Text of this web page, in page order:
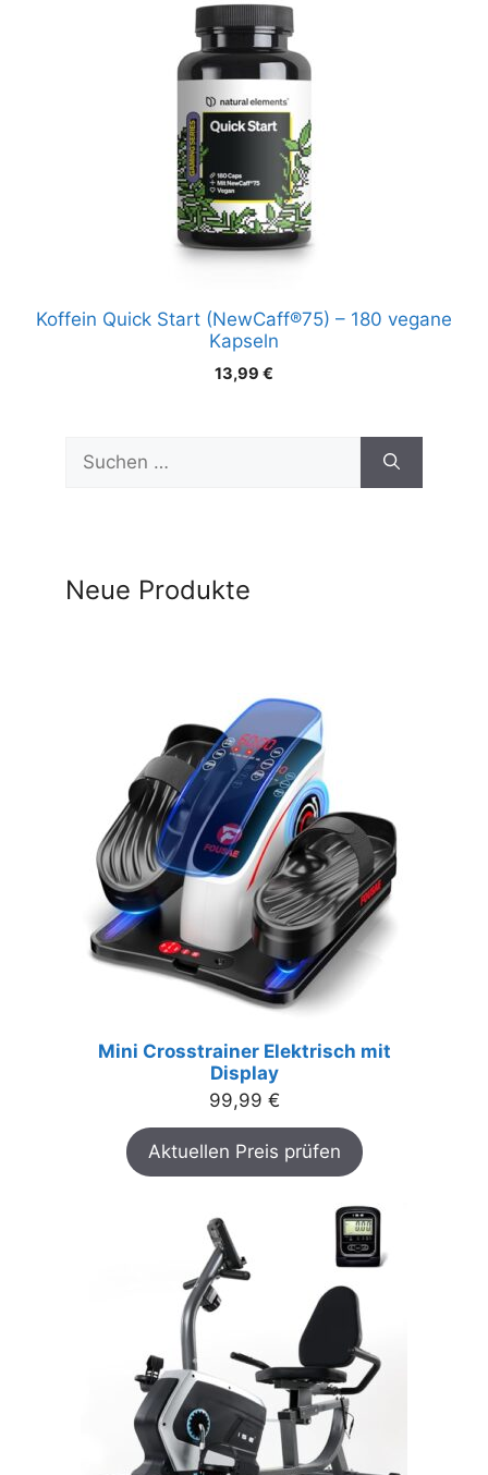
Koffein Quick Start (NewCaff®75) – 180 vegane
Kapseln
13,99 €
nach:
Neue Produkte
Mini Crosstrainer Elektrisch mit
Display
99,99 €
Aktuellen Preis prüfen